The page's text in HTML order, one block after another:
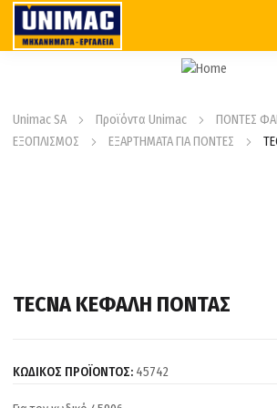
Unimac SA Προϊόντα Unimac
ΠΟΝΤΕΣ
ΕΞΟΠΛΙΣΜΟΣ
ΕΞΑΡΤΗΜΑΤΑ ΓΙΑ ΠΟΝΤΕΣ
TECNA ΚΕΦΑΛΗ ΠΟΝΤΑΣ
ΚΩΔΙΚΟΣ ΠΡΟΪΟΝΤΟΣ: 45742